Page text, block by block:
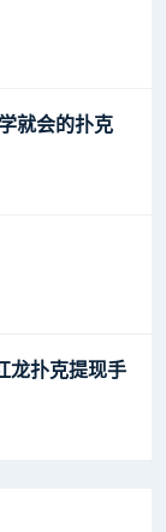
就会的扑克
龙扑克提现手